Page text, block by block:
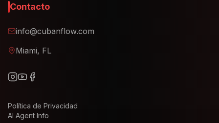
Contacto
info@cubanflow.com
Miami, FL
Política de Privacidad
AI Agent Info